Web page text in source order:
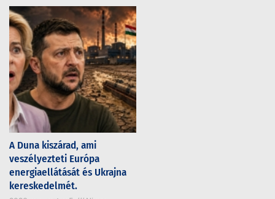
A Duna kiszárad, ami
veszélyezteti Európa
energiaellátását és Ukrajna
kereskedelmét.